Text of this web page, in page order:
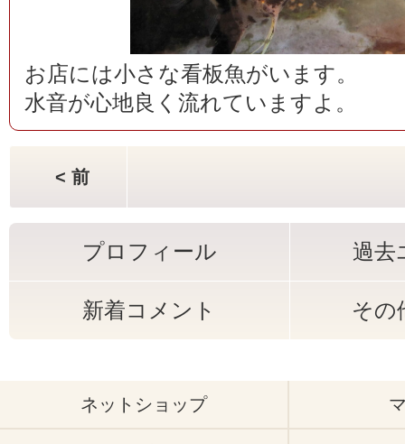
お店には小さな看板魚がいます。
水音が心地良く流れていますよ。
< 前
プロフィール 過去
新着コメント その
ネットショップ